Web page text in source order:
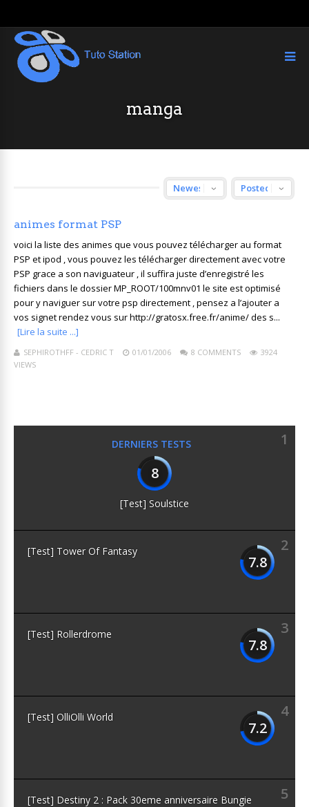
manga
animes format PSP
voici la liste des animes que vous pouvez télécharger au format
PSP et ipod , vous pouvez les télécharger directement avec votre
PSP grace a son naviguateur , il suffira juste d’enregistré les
fichiers dans le dossier MP_ROOT/100mnv01 le site est optimisé
pour y naviguer sur votre psp directement , pensez a l’ajouter a
vos signet rendez vous sur http://gratosx.free.fr/anime/ des s...
[Lire la suite ...]
SEPHIROTHFF - CEDRIC T 01/01/2006 8 COMMENTS
3924
VIEWS
DERNIERS TESTS
1
8
[Test] Soulstice
2
7.8
[Test] Tower Of Fantasy
3
7.8
[Test] Rollerdrome
4
7.2
[Test] OlliOlli World
5
[Test] Destiny 2 : Pack 30eme anniversaire Bungie